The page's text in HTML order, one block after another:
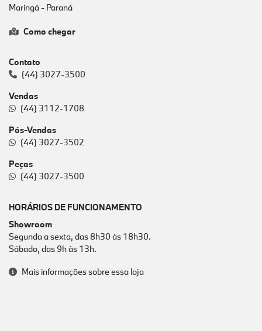
Maringá - Paraná
Como chegar
Contato
(44) 3027-3500
Vendas
(44) 3112-1708
Pós-Vendas
(44) 3027-3502
Peças
(44) 3027-3500
HORÁRIOS DE FUNCIONAMENTO
Showroom
Segunda a sexta, das 8h30 às 18h30.
Sábado, das 9h às 13h.
Mais informações sobre essa loja